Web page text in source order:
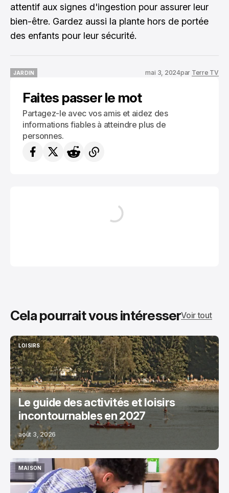
attentif aux signes d'ingestion pour assurer leur
bien-être. Gardez aussi la plante hors de portée
des enfants pour leur sécurité.
JARDIN
mai 3, 2024par Terre TV
Faites passer le mot
Partagez-le avec vos amis et aidez des
informations fiables à atteindre plus de
personnes.
Cela pourrait vous intéresserVoir tout
LOISIRS
LOISIRS
Le guide des activités et loisirs
incontournables en 2027
août 3, 2026
MAISON
MAISON